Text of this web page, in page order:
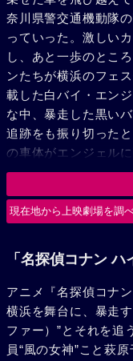
奈川県警交通機動隊
っていった。激しい
し、あと一歩のとこ
ンたちが横浜のフェ
載した白バイ・エン
な中、暴走した黒い
追跡をも振り切った
の車体がエンジェル
ェル“ルシファー”と
三木眞一郎）とその
が脳裏によぎる千速
現在地から上映劇場を調
「名探偵コナン
アニメ『名探偵コナ
横浜を舞台に、暴走
ファー）”とそれを追
員“風の女神”こと萩